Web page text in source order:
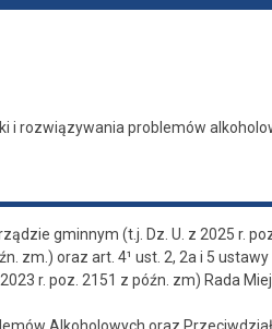
i rozwiązywania problemów
gminnym (t.j. Dz. U. z 2025 r.
zm.) oraz art. 4¹ ust. 2, 2a i 5
r. poz. 2151 z późn. zm) Rada
Alkoholowych oraz